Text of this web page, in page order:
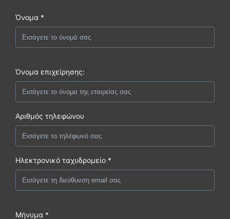
Όνομα *
Όνομα επιχείρησης:
Αριθμός τηλεφώνου
Ηλεκτρονικό ταχυδρομείο *
Μήνυμα *